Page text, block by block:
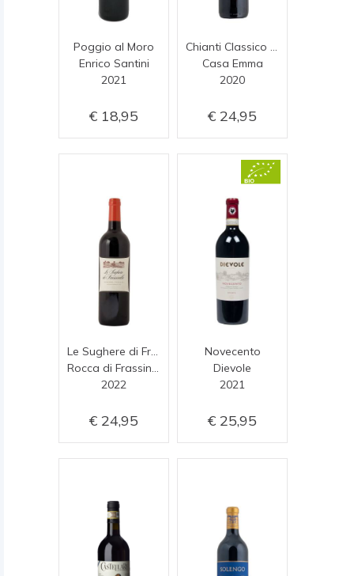
Poggio al Moro
Enrico Santini
2021
18,95
Casa Emma
2020
24,95
2022
24,95
Novecento
Dievole
2021
25,95